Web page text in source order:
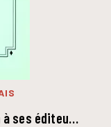
à ses éditeu…